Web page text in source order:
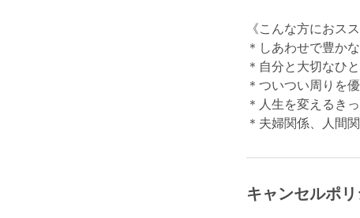
《こんな方におスス
＊しあわせで豊か
＊自分と大切なひ
＊ついつい周りを
＊人生を変えるき
＊夫婦関係、人間
キャンセルポリ